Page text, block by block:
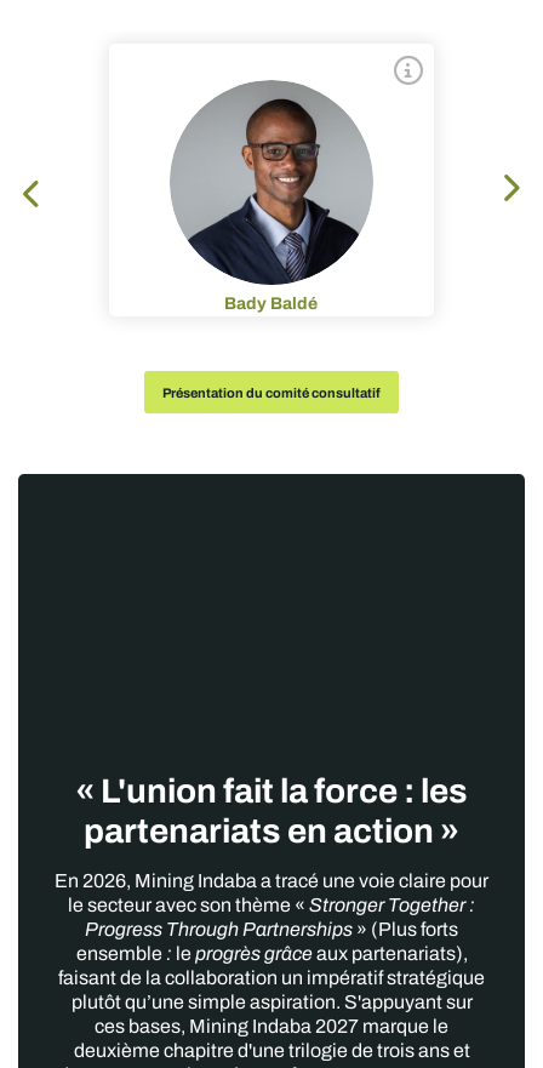
Bady Baldé
Présentation du comité consultatif
« L'union fait la force : les
partenariats en action »
En 2026, Mining Indaba a tracé une voie claire pour
le secteur avec son thème «Stronger Together :
Progress Through Partnerships» (Plus forts
ensemble: leprogrès grâceaux partenariats),
faisant de la collaboration un impératif stratégique
plutôt qu’une simple aspiration. S'appuyant sur
ces bases, Mining Indaba 2027 marque le
deuxième chapitre d'une trilogie de trois ans et